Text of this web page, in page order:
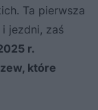
Ta pierwsza
jezdni, zaś
r.
które